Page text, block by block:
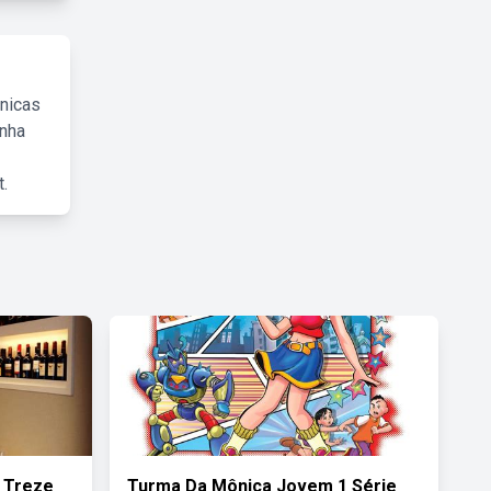
Treze Turma Da Mônica Jovem 1 Série